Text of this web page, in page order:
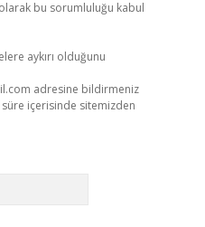
bu sorumluluğu kabul
aykırı olduğunu
adresine bildirmeniz
içerisinde sitemizden